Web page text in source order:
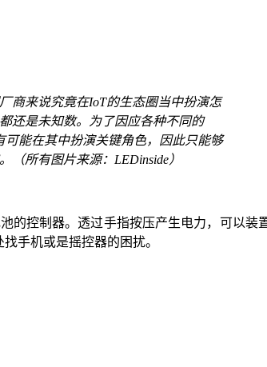
商来说究竟在IoT的生态圈当中扮演怎
还是未知数。为了因应各种不同的
可能在其中扮演关键角色，因此只能够
（所有图片来源：LEDinside）
的控制器。透过手指按压产生电力，可以
手机或是摇控器的困扰。